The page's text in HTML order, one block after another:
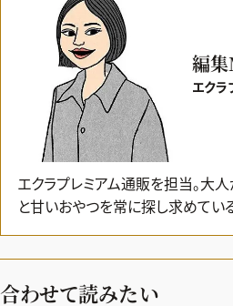
編
エクラ
エクラプレミアム通販を担当。大
と甘いおやつを常に探し求めている
合わせて読みたい